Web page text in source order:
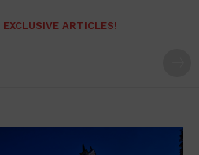
EXCLUSIVE ARTICLES!